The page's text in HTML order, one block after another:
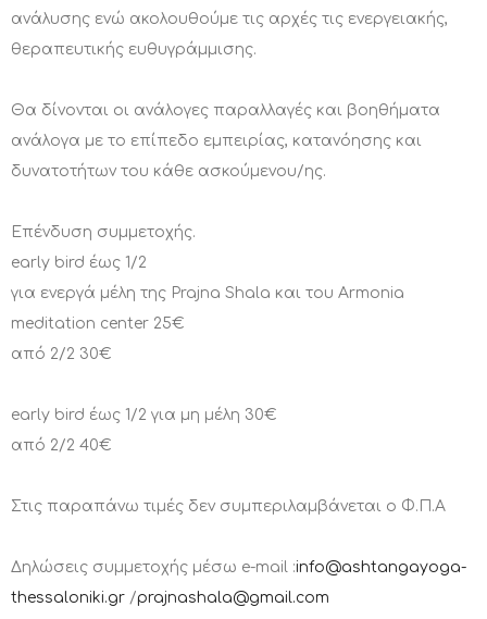
ανάλυσης ενώ ακολουθούμε τις αρχές τις ενεργειακής,
θεραπευτικής ευθυγράμμισης.
Θα δίνονται οι ανάλογες παραλλαγές και βοηθήματα
ανάλογα με το επίπεδο εμπειρίας, κατανόησης και
δυνατοτήτων του κάθε ασκούμενου/ης.
Επένδυση συμμετοχής.
early bird έως 1/2
για ενεργά μέλη της Prajna Shala και του Armonia
meditation center 25€
από 2/2 30€
early bird έως 1/2 για μη μέλη 30€
από 2/2 40€
Στις παραπάνω τιμές δεν συμπεριλαμβάνεται ο Φ.Π.Α
Δηλώσεις συμμετοχής μέσω e-mail :info@ashtangayoga-
thessaloniki.gr /prajnashala@gmail.com